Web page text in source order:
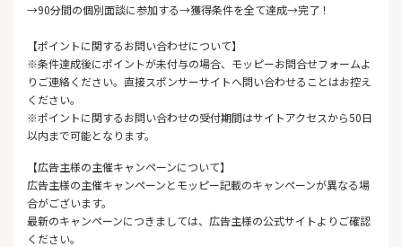
→90分間の個別面談に参加する→獲得条件を全て達成→完了！
【ポイントに関するお問い合わせについて】
※条件達成後にポイントが未付与の場合、モッピーお問合せフォームよ
りご連絡ください。直接スポンサーサイトへ問い合わせることはお控え
ください。
※ポイントに関するお問い合わせの受付期間はサイトアクセスから50日
以内まで可能となります。
【広告主様の主催キャンペーンについて】
広告主様の主催キャンペーンとモッピー記載のキャンペーンが異なる場
合がございます。
最新のキャンペーンにつきましては、広告主様の公式サイトよりご確認
ください。